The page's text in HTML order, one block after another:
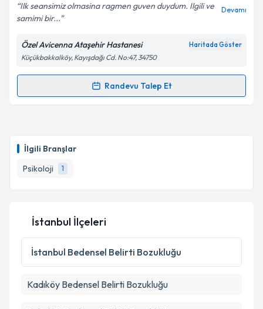
İlgili Branşlar
Psikoloji
1
Ilk seansimiz olmasina ragmen guven duydum. Ilgili ve
samimi bir...
Devamı
Özel Avicenna Ataşehir Hastanesi Haritada Göster
Küçükbakkalköy, Kayışdağı Cd. No:47, 34750
Randevu Talep Et
Randevu Takvimi Talebi
için bir takvim hazırlandığında e-posta ile
bilgilendireceğiz.
E-posta Adresiniz
Kişisel verilerimin işlenmesine ilişkin
Metni'ni okudum ve kişisel verilerimin belirtilen
İstanbul İlçeleri
İstanbul Bedensel Belirti Bozukluğu
Kadıköy Bedensel Belirti Bozukluğu